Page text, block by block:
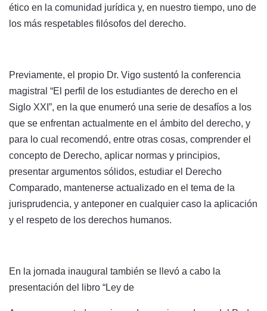
ético en la comunidad jurídica y, en nuestro tiempo, uno de
los más respetables filósofos del derecho.
Previamente, el propio Dr. Vigo sustentó la conferencia
magistral “El perfil de los estudiantes de derecho en el
Siglo XXI”, en la que enumeró una serie de desafíos a los
que se enfrentan actualmente en el ámbito del derecho, y
para lo cual recomendó, entre otras cosas, comprender el
concepto de Derecho, aplicar normas y principios,
presentar argumentos sólidos, estudiar el Derecho
Comparado, mantenerse actualizado en el tema de la
jurisprudencia, y anteponer en cualquier caso la aplicación
y el respeto de los derechos humanos.
En la jornada inaugural también se llevó a cabo la
presentación del libro “Ley de